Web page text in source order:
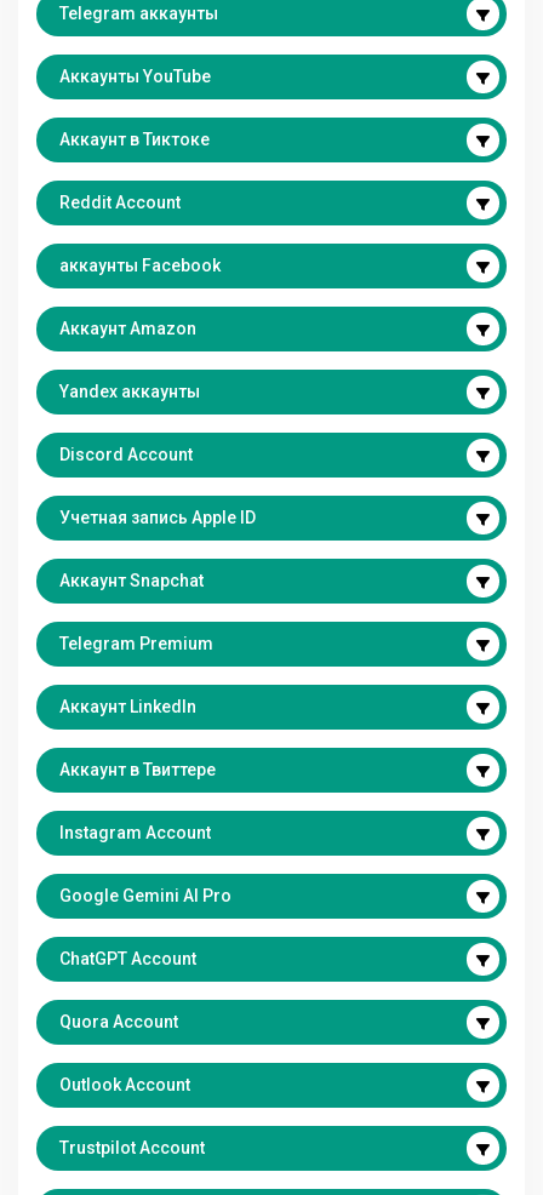
Telegram аккаунты
Аккаунты YouTube
Аккаунт в Тиктоке
Reddit Account
аккаунты Facebook
Аккаунт Amazon
Yandex аккаунты
Discord Account
Учетная запись Apple ID
Аккаунт Snapchat
Telegram Premium
Аккаунт LinkedIn
Аккаунт в Твиттере
Instagram Account
Google Gemini AI Pro
ChatGPT Account
Quora Account
Outlook Account
Trustpilot Account